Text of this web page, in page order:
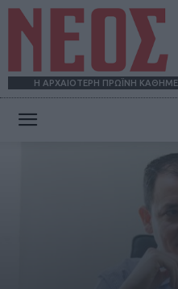
Η ΑΡΧΑΙΟΤΕΡΗ ΠΡΩΪΝΗ